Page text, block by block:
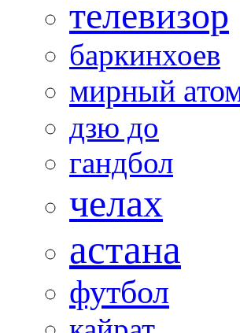
телевизор
баркинхоев
мирный
дзю до
гандбол
челах
астана
футбол